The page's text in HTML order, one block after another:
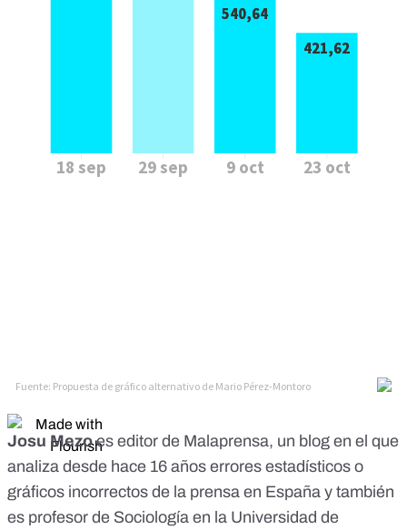
Josu Mezoes editor de Malaprensa, un blog en el que
analiza desde hace 16 años errores estadísticos o
gráficos incorrectos de la prensa en España y también
es profesor de Sociología en la Universidad de